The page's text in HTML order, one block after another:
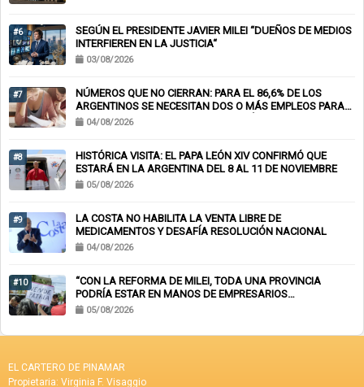
#6
SEGÚN EL PRESIDENTE JAVIER MILEI “DUEÑOS DE MEDIOS
INTERFIEREN EN LA JUSTICIA“
03/08/2026
#7
NÚMEROS QUE NO CIERRAN: PARA EL 86,6% DE LOS
ARGENTINOS SE NECESITAN DOS O MÁS EMPLEOS PARA
LLEGAR A FIN DE MES Y EL 62% TOMÓ DEUDA PARA
04/08/2026
#8
HISTÓRICA VISITA: EL PAPA LEÓN XIV CONFIRMÓ QUE
ESTARÁ EN LA ARGENTINA DEL 8 AL 11 DE NOVIEMBRE
05/08/2026
#9
LA COSTA NO HABILITA LA VENTA LIBRE DE
MEDICAMENTOS Y DESAFÍA RESOLUCIÓN NACIONAL
04/08/2026
#10
“CON LA REFORMA DE MILEI, TODA UNA PROVINCIA
PODRÍA ESTAR EN MANOS DE EMPRESARIOS
EXTRANJEROS”
05/08/2026
EL CARTERO DE PINAMAR
Propietaria: Virginia F. Visaggio